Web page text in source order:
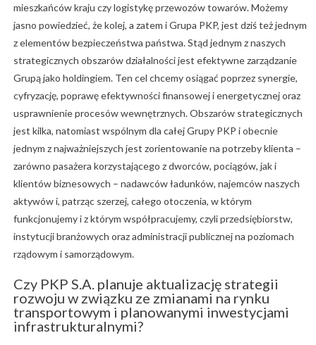
mieszkańców kraju czy logistykę przewozów towarów. Możemy
jasno powiedzieć, że kolej, a zatem i Grupa PKP, jest dziś też jednym
z elementów bezpieczeństwa państwa. Stąd jednym z naszych
strategicznych obszarów działalności jest efektywne zarządzanie
Grupą jako holdingiem. Ten cel chcemy osiągać poprzez synergie,
cyfryzację, poprawę efektywności finansowej i energetycznej oraz
usprawnienie procesów wewnętrznych. Obszarów strategicznych
jest kilka, natomiast wspólnym dla całej Grupy PKP i obecnie
jednym z najważniejszych jest zorientowanie na potrzeby klienta –
zarówno pasażera korzystającego z dworców, pociągów, jak i
klientów biznesowych – nadawców ładunków, najemców naszych
aktywów i, patrząc szerzej, całego otoczenia, w którym
funkcjonujemy i z którym współpracujemy, czyli przedsiębiorstw,
instytucji branżowych oraz administracji publicznej na poziomach
rządowym i samorządowym.
Czy PKP S.A. planuje aktualizację strategii
rozwoju w związku ze zmianami na rynku
transportowym i planowanymi inwestycjami
infrastrukturalnymi?